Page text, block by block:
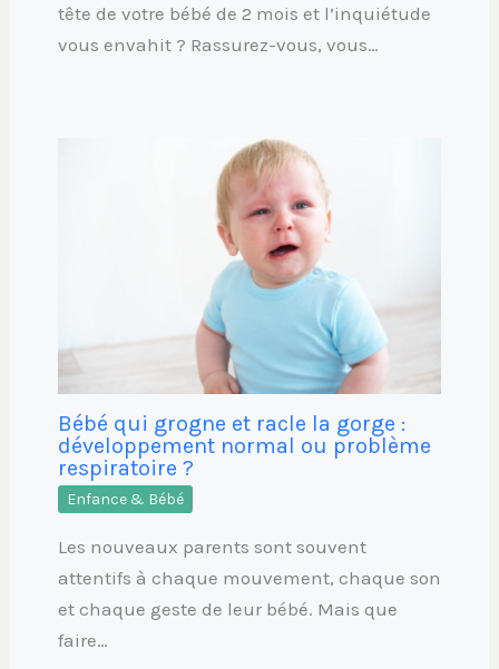
tête de votre bébé de 2 mois et l’inquiétude
vous envahit ? Rassurez-vous, vous…
Bébé qui grogne et racle la gorge :
développement normal ou problème
respiratoire ?
Enfance & Bébé
Les nouveaux parents sont souvent
attentifs à chaque mouvement, chaque son
et chaque geste de leur bébé. Mais que
faire…